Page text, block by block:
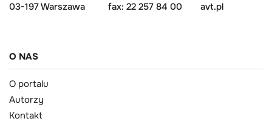
03-197 Warszawa
fax: 22 257 84 00
avt.pl
O NAS
O portalu
Autorzy
Kontakt